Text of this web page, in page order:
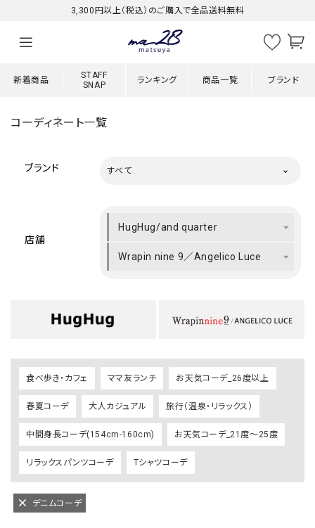
3,300円以上（税込）のご購入で全品送料無料
新着商品
STAFF
SNAP
ランキング 商品一覧 ブランド
コーディネート一覧
ブランド すべて
店舗
HugHug/and quarter
Wrapin nine 9／Angelico Luce
食べ歩き・カフェ ママ友ランチ お天気コーデ_26度以上
春夏コーデ 大人カジュアル 旅行（温泉・リラックス）
中間身長コーデ(154cm-160cm) お天気コーデ_21度～25度
リラックスパンツコーデ Tシャツコーデ
デニムコーデ